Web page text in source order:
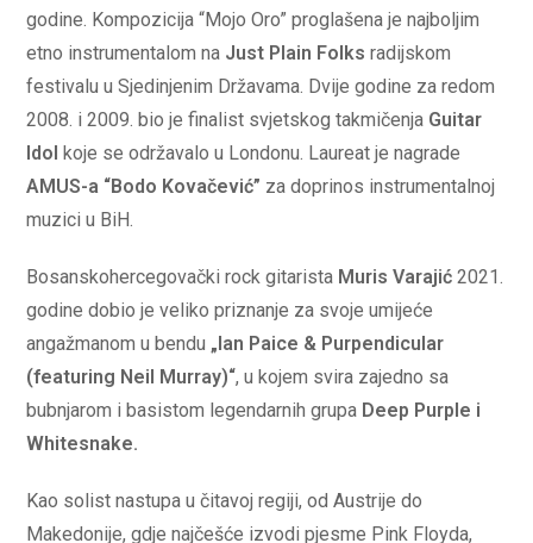
godine. Kompozicija “Mojo Oro” proglašena je najboljim
etno instrumentalom na Just Plain Folks radijskom
festivalu u Sjedinjenim Državama. Dvije godine za redom
2008. i 2009. bio je finalist svjetskog takmičenja Guitar
Idol koje se održavalo u Londonu. Laureat je nagrade
AMUS-a “Bodo Kovačević” za doprinos instrumentalnoj
muzici u BiH.
Bosanskohercegovački rock gitarista Muris Varajić 2021.
godine dobio je veliko priznanje za svoje umijeće
angažmanom u bendu „Ian Paice & Purpendicular
(featuring Neil Murray)“, u kojem svira zajedno sa
bubnjarom i basistom legendarnih grupa Deep Purple i
Whitesnake.
Kao solist nastupa u čitavoj regiji, od Austrije do
Makedonije, gdje najčešće izvodi pjesme Pink Floyda,